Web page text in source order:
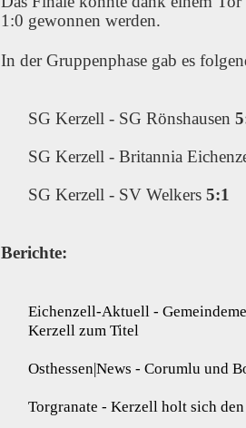
1:0 gewonnen werden.
In der Gruppenphase gab es
SG Kerzell - SG Rönshausen
SG Kerzell - Britannia
SG Kerzell - SV Welkers 5:1
Berichte:
Eichenzell-Aktuell -
Kerzell zum Titel
Osthessen|News - Corumlu und
Torgranate - Kerzell holt sich